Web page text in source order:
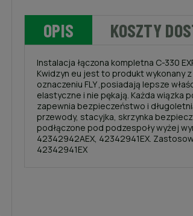
OPIS KOSZTY
Instalacja łączona kompletna C-330
Kwidzyn eu jest to produkt wykonany
oznaczeniu FLY ,posiadają lepsze
elastyczne i nie pękają. Każda
zapewnia bezpieczeństwo i
przewody, stacyjka, skrzynka
podłączone pod podzespoły wyżej
42342942AEX, 42342941EX.
42342941EX